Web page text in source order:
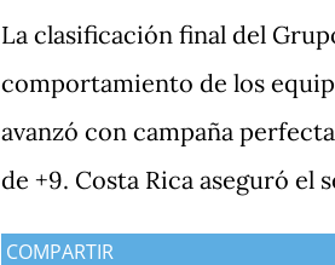
La clasificación final del
comportamiento de los
avanzó con campaña
de +9. Costa Rica aseguró el
Guatemala finalizó tercera
COMPARTIR